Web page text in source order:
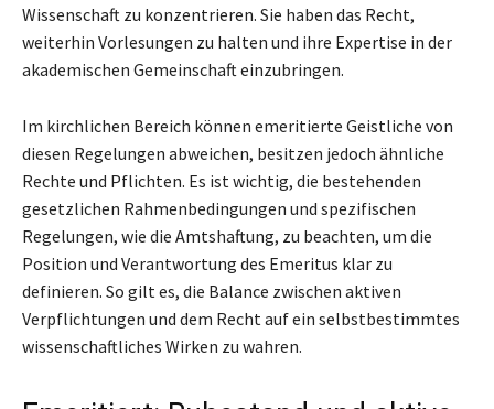
Wissenschaft zu konzentrieren. Sie haben das Recht,
weiterhin Vorlesungen zu halten und ihre Expertise in der
akademischen Gemeinschaft einzubringen.
Im kirchlichen Bereich können emeritierte Geistliche von
diesen Regelungen abweichen, besitzen jedoch ähnliche
Rechte und Pflichten. Es ist wichtig, die bestehenden
gesetzlichen Rahmenbedingungen und spezifischen
Regelungen, wie die Amtshaftung, zu beachten, um die
Position und Verantwortung des Emeritus klar zu
definieren. So gilt es, die Balance zwischen aktiven
Verpflichtungen und dem Recht auf ein selbstbestimmtes
wissenschaftliches Wirken zu wahren.